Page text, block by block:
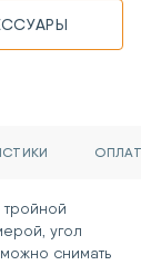
тройной
угол
снимать